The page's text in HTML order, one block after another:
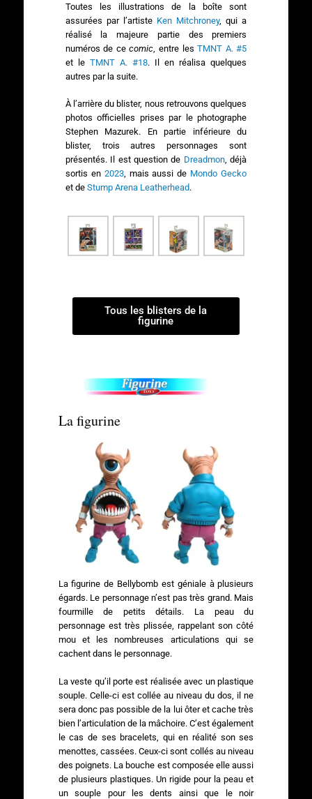
Toutes les illustrations de la boîte sont
assurées par l’artiste Ken Mitchroney, qui a
réalisé la majeure partie des premiers
numéros de cecomic , entre lesTMNT A. #5
et le TMNT A. #18. Il en réalisa quelques
autres par la suite.
À l’arrière du blister, nous retrouvons quelques
photos officielles prises par le photographe
Stephen Mazurek. En partie inférieure du
blister, trois autres personnages sont
présentés. Il est question de Dreadmon, déjà
sortis en 2023, mais aussi de Mondo Gecko
et de Stump Arena Leatherhead.
Tous les blisters de la
figurine
La figurine
La figurine de Bellybomb est géniale à plusieurs
égards. Le personnage n’est pas très grand. Mais
fourmille de petits détails. La peau du
personnage est très plissée, rappelant son côté
mou et les nombreuses articulations qui se
cachent dans le personnage.
La veste qu’il porte est réalisée avec un plastique
souple. Celle-ci est collée au niveau du dos, il ne
sera donc pas possible de la lui ôter et cache très
bien l’articulation de la mâchoire. C’est également
le cas de ses bracelets, qui en réalité son ses
menottes, cassées. Ceux-ci sont collés au niveau
des poignets. La bouche est composée elle aussi
de plusieurs plastiques. Un rigide pour la peau et
un souple pour les dents ainsi que le noir